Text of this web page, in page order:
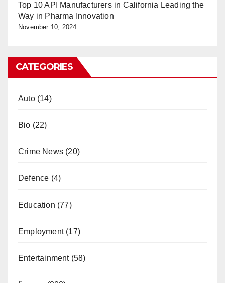
Top 10 API Manufacturers in California Leading the
Way in Pharma Innovation
November 10, 2024
CATEGORIES
Auto(14)
Bio (22)
Crime News (20)
Defence (4)
Education (77)
Employment(17)
Entertainment(58)